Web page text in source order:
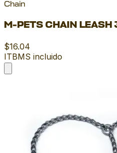
Chain
M-PETS CHAIN
$16.04
ITBMS incluido